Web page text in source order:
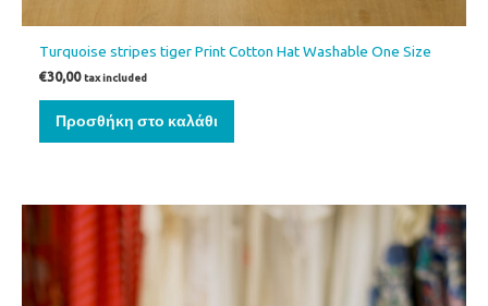
Turquoise stripes tiger Print Cotton Hat Washable One Size
€30,00 tax included
Προσθήκη στο καλάθι